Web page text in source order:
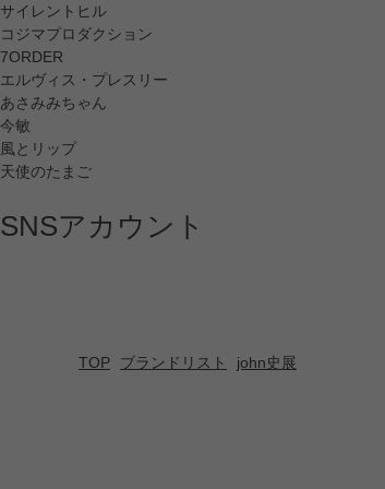
サイレントヒル
コジマプロダクション
7ORDER
エルヴィス・プレスリー
あさみみちゃん
今敏
風とリップ
天使のたまご
SNSアカウント
TOP ブランドリスト john史展